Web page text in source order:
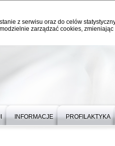
z serwisu oraz do celów
zarządzać cookies,
INFORMACJE PROFILAKTYKA